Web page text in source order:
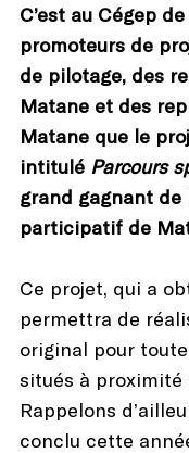
C’est au Cégep
promoteurs de
de pilotage, des
Matane et des
Matane que le
intitulé Parcours
grand gagnant
participatif de
Ce projet, qui a
permettra de
original pour
situés à proximité
Rappelons
conclu cette